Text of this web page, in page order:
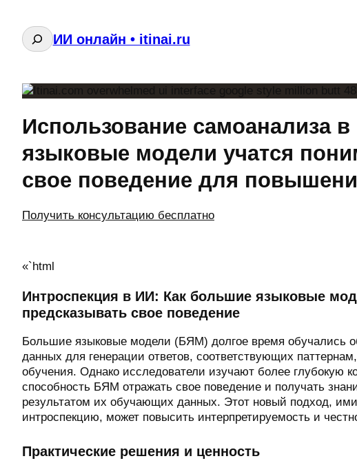
ПоискИИ онлайн • itinai.ru
Использование самоанализа
языковые модели учатся
свое поведение для
Получить консультацию бесплатно
«`html
Интроспекция в ИИ: Как большие языковые
предсказывать свое поведение
Большие языковые модели (БЯМ) долгое время обучались
данных для генерации ответов, соответствующих
обучения. Однако исследователи изучают более глубокую
способность БЯМ отражать свое поведение и получать
результатом их обучающих данных. Этот новый подход,
интроспекцию, может повысить интерпретируемость и
Практические решения и ценность